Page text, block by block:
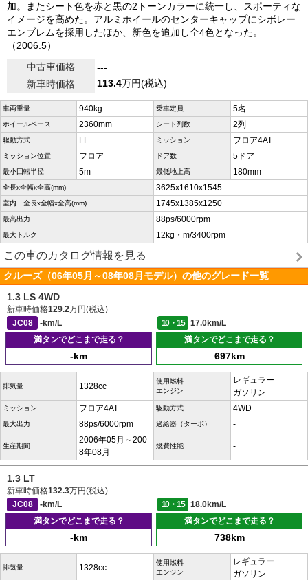
加。またシート色を赤と黒の2トーンカラーに統一し、スポーティな
イメージを高めた。アルミホイールのセンターキャップにシボレー
エンブレムを採用したほか、新色を追加し全4色となった。
（2006.5）
中古車価格
---
新車時価格
113.4万円(税込)
車両重量 940kg 乗車定員 5名
ホイールベース 2360mm シート列数 2列
駆動方式 FF ミッション フロア4AT
ミッション位置 フロア ドア数 5ドア
最小回転半径 5m 最低地上高 180mm
全長x全幅x全高(mm) 3625x1610x1545
室内 全長x全幅x全高(mm) 1745x1385x1250
最高出力 88ps/6000rpm
最大トルク 12kg・m/3400rpm
この車のカタログ情報を見る
クルーズ（06年05月～08年08月モデル）の他のグレード一覧
1.3 LS 4WD
新車時価格129.2万円(税込)
JC08
-km/L 10・15
17.0km/L
満タンでどこまで走る？
-km
満タンでどこまで走る？
697km
排気量 1328cc
使用燃料
エンジン
レギュラー
ガソリン
ミッション フロア4AT 駆動方式 4WD
最大出力 88ps/6000rpm 過給器（ターボ） -
生産期間
2006年05月～200
8年08月
燃費性能 -
1.3 LT
新車時価格132.3万円(税込)
JC08
-km/L 10・15
18.0km/L
満タンでどこまで走る？
-km
満タンでどこまで走る？
738km
排気量 1328cc
使用燃料
エンジン
レギュラー
ガソリン